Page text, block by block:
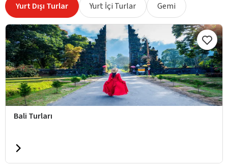
Yurt Dışı Turlar Yurt İçi Turlar Gemi
Bali Turları